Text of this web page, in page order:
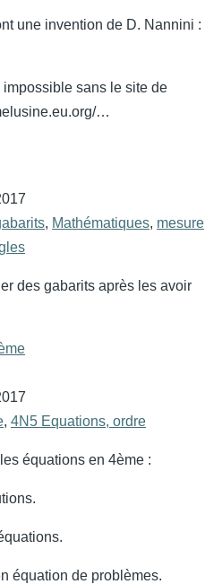
une invention de D. Nannini :
sans le site de
…
, Mathématiques, mesure
des gabarits après les avoir
, 4N5 Equations, ordre
équations en 4ème :
équation de problèmes.